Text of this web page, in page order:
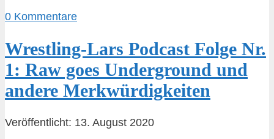
0 Kommentare
Wrestling-Lars Podcast Folge Nr.
1: Raw goes Underground und
andere Merkwürdigkeiten
Veröffentlicht: 13. August 2020